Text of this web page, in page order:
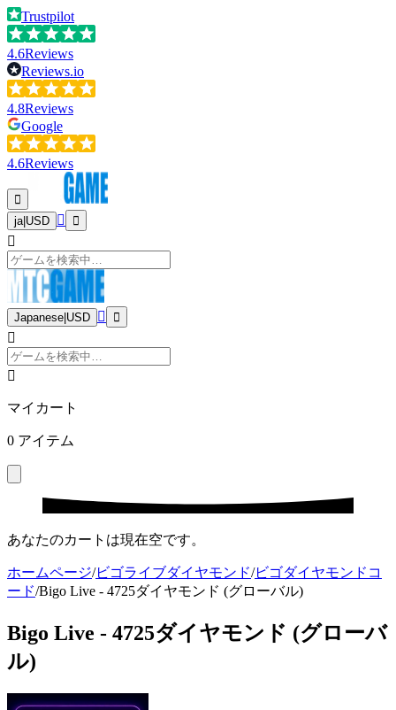
Trustpilot
4.6Reviews
Reviews.io
4.8Reviews
Google
4.6Reviews
ja| USD
Japanese USD
マイカート
0 アイテム
あなたのカートは現在空です。
ホームページ/ビゴライブダイヤモンド/ビゴダイヤモンドコ
ード/Bigo Live - 4725ダイヤモンド (グローバル)
Bigo Live - 4725ダイヤモンド (グローバ
ル)